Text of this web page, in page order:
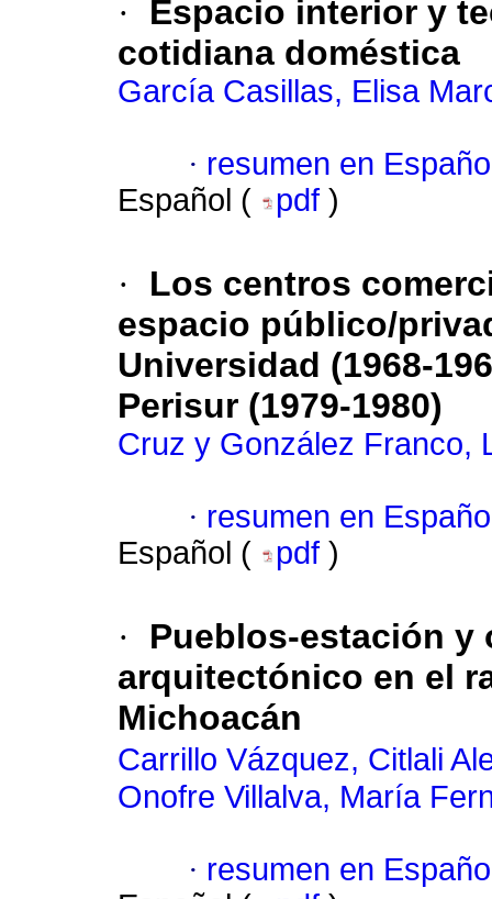
·
Espacio interior y
cotidiana doméstica
García Casillas, Elisa
· resumen en
Español (
pdf )
·
Los centros
espacio público/
Universidad (1968-
Perisur (1979-1980)
Cruz y González Franco,
· resumen en
Español (
pdf )
·
Pueblos-estación y
arquitectónico en el
Michoacán
Carrillo Vázquez, Citlali
Onofre Villalva, María
· resumen en